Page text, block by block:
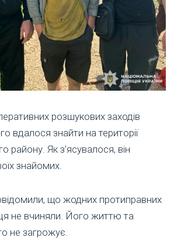
розшукових заходів
вдалося знайти на території
району. Як з’ясувалося, він
знайомих.
що жодних протиправних
не вчиняли. Його життю та
не загрожує.